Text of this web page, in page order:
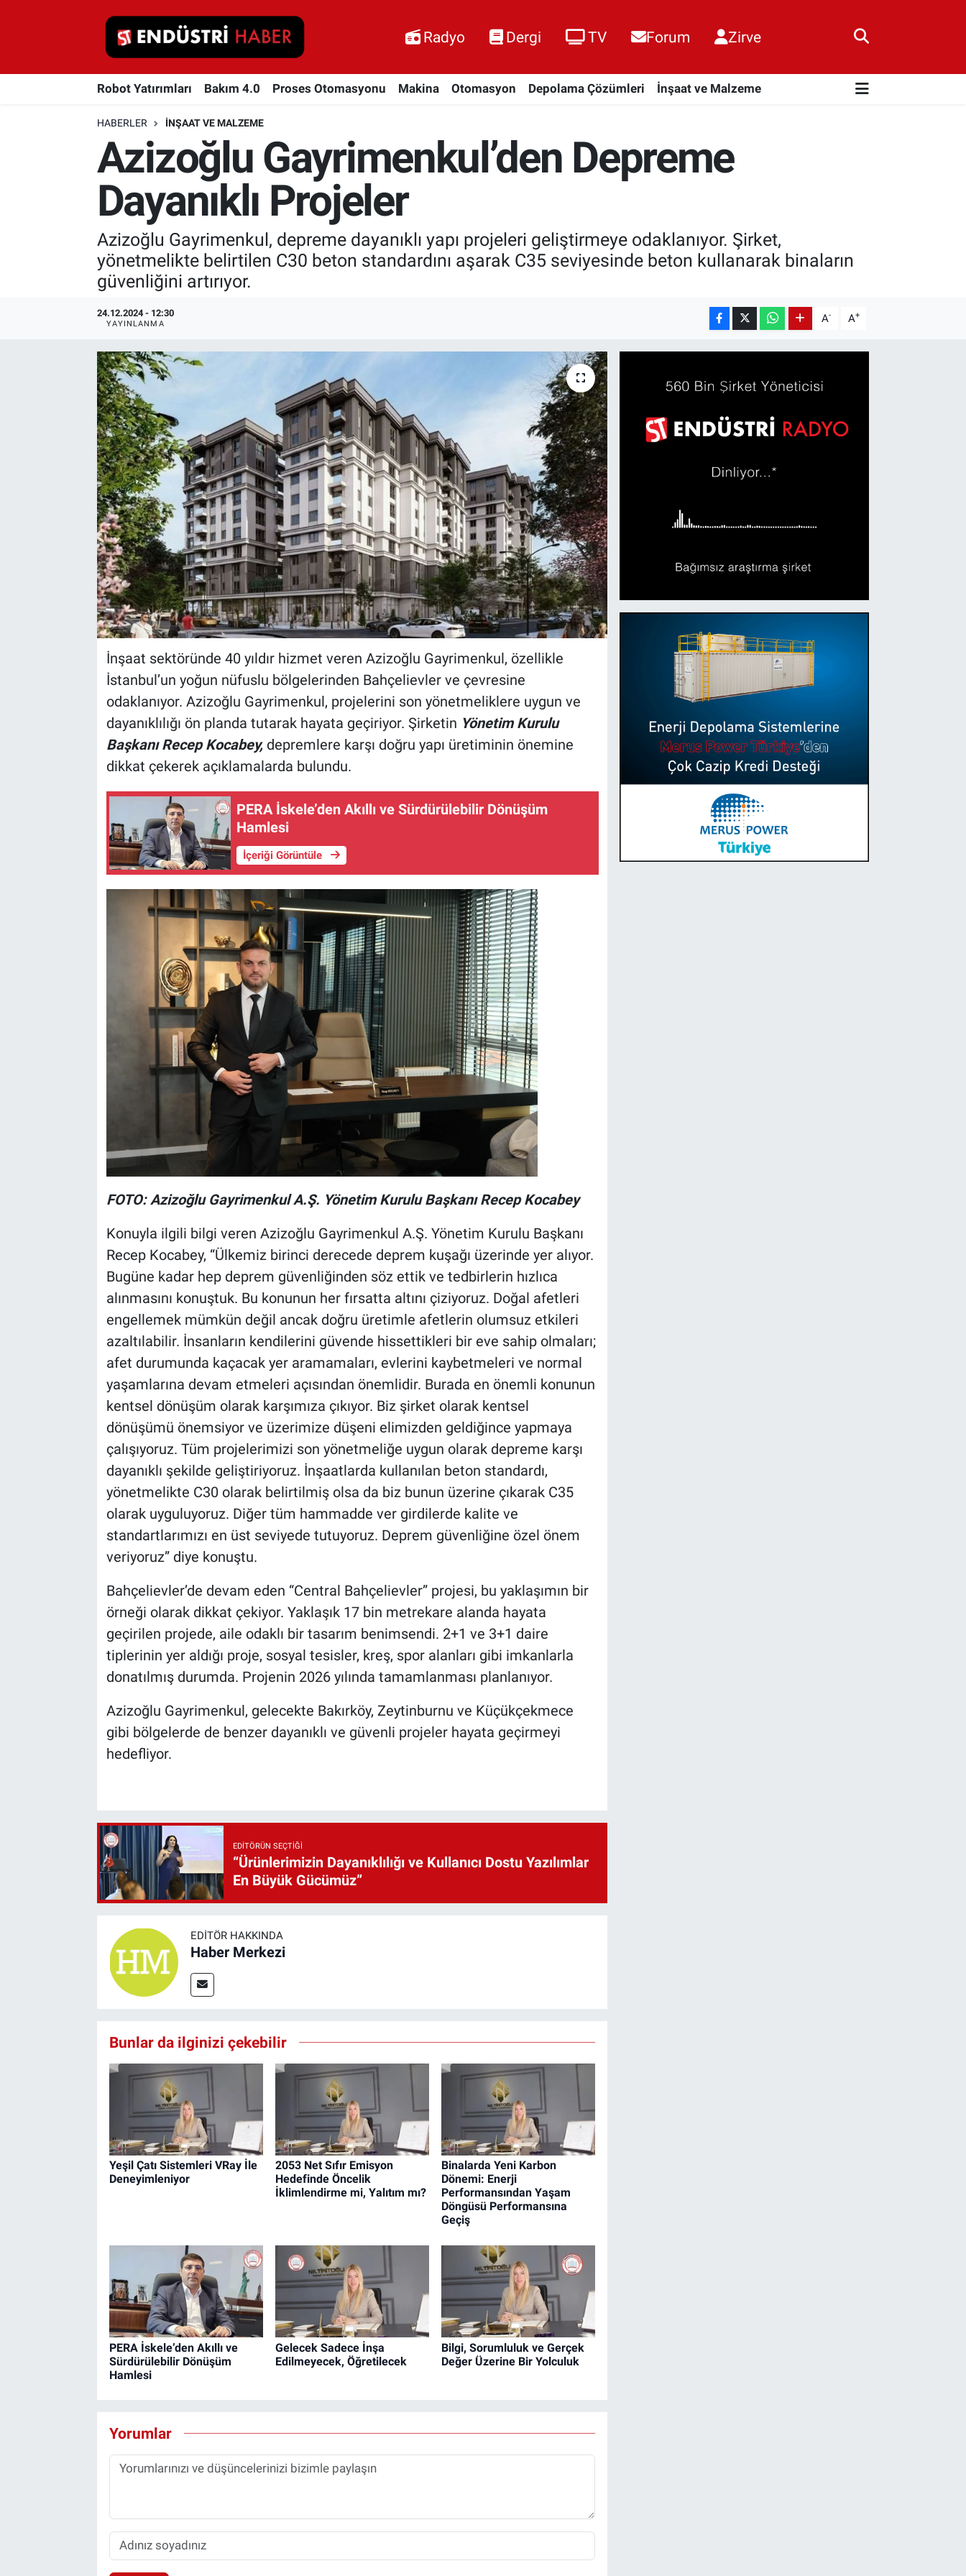
Radyo Dergi TV Forum Zirve
Robot Yatırımları Bakım 4.0 Proses Otomasyonu Makina Otomasyon Depolama Çözümleri İnşaat ve Malzeme
HABERLER İNŞAAT VE MALZEME
Azizoğlu Gayrimenkul’den Depreme
Dayanıklı Projeler
Azizoğlu Gayrimenkul, depreme dayanıklı yapı projeleri geliştirmeye odaklanıyor. Şirket,
yönetmelikte belirtilen C30 beton standardını aşarak C35 seviyesinde beton kullanarak binaların
güvenliğini artırıyor.
24.12.2024 - 12:30
YAYINLANMA A- A+
İnşaat sektöründe 40 yıldır hizmet veren Azizoğlu Gayrimenkul, özellikle
İstanbul’un yoğun nüfuslu bölgelerinden Bahçelievler ve çevresine
odaklanıyor. Azizoğlu Gayrimenkul, projelerini son yönetmeliklere uygun ve
dayanıklılığı ön planda tutarak hayata geçiriyor. Şirketin Yönetim Kurulu
Başkanı Recep Kocabey,depremlere karşı doğru yapı üretiminin önemine
dikkat çekerek açıklamalarda bulundu.
PERA İskele’den Akıllı ve Sürdürülebilir Dönüşüm
Hamlesi
İçeriği Görüntüle
FOTO: Azizoğlu Gayrimenkul A.Ş. Yönetim Kurulu Başkanı Recep Kocabey
Konuyla ilgili bilgi veren Azizoğlu Gayrimenkul A.Ş. Yönetim Kurulu Başkanı
Recep Kocabey, “Ülkemiz birinci derecede deprem kuşağı üzerinde yer alıyor.
Bugüne kadar hep deprem güvenliğinden söz ettik ve tedbirlerin hızlıca
alınmasını konuştuk. Bu konunun her fırsatta altını çiziyoruz. Doğal afetleri
engellemek mümkün değil ancak doğru üretimle afetlerin olumsuz etkileri
azaltılabilir. İnsanların kendilerini güvende hissettikleri bir eve sahip olmaları;
afet durumunda kaçacak yer aramamaları, evlerini kaybetmeleri ve normal
yaşamlarına devam etmeleri açısından önemlidir. Burada en önemli konunun
kentsel dönüşüm olarak karşımıza çıkıyor. Biz şirket olarak kentsel
dönüşümü önemsiyor ve üzerimize düşeni elimizden geldiğince yapmaya
çalışıyoruz. Tüm projelerimizi son yönetmeliğe uygun olarak depreme karşı
dayanıklı şekilde geliştiriyoruz. İnşaatlarda kullanılan beton standardı,
yönetmelikte C30 olarak belirtilmiş olsa da biz bunun üzerine çıkarak C35
olarak uyguluyoruz. Diğer tüm hammadde ver girdilerde kalite ve
standartlarımızı en üst seviyede tutuyoruz. Deprem güvenliğine özel önem
veriyoruz” diye konuştu.
Bahçelievler’de devam eden “Central Bahçelievler” projesi, bu yaklaşımın bir
örneği olarak dikkat çekiyor. Yaklaşık 17 bin metrekare alanda hayata
geçirilen projede, aile odaklı bir tasarım benimsendi. 2+1 ve 3+1 daire
tiplerinin yer aldığı proje, sosyal tesisler, kreş, spor alanları gibi imkanlarla
donatılmış durumda. Projenin 2026 yılında tamamlanması planlanıyor.
Azizoğlu Gayrimenkul, gelecekte Bakırköy, Zeytinburnu ve Küçükçekmece
gibi bölgelerde de benzer dayanıklı ve güvenli projeler hayata geçirmeyi
hedefliyor.
EDITÖRÜN SEÇTIĞI
“Ürünlerimizin Dayanıklılığı ve Kullanıcı Dostu Yazılımlar
En Büyük Gücümüz”
EDITÖR HAKKINDA
Haber Merkezi
Bunlar da ilginizi çekebilir
Yeşil Çatı Sistemleri VRay İle
Deneyimleniyor
2053 Net Sıfır Emisyon
Hedefinde Öncelik
İklimlendirme mi, Yalıtım mı?
Binalarda Yeni Karbon
Dönemi: Enerji
Performansından Yaşam
Döngüsü Performansına
Geçiş
PERA İskele’den Akıllı ve
Sürdürülebilir Dönüşüm
Hamlesi
Gelecek Sadece İnşa
Edilmeyecek, Öğretilecek
Bilgi, Sorumluluk ve Gerçek
Değer Üzerine Bir Yolculuk
Yorumlar
Robot Yatırımları
Proses Otomasyonu
Depolama Çözümleri
İnşaat ve Malzeme
HaberOrtak
EndüstriST
Enerjisini Üreten Fabrikalar
Endüstri 4.0 Uygulamaları
Ağır Sanayi Çözümleri